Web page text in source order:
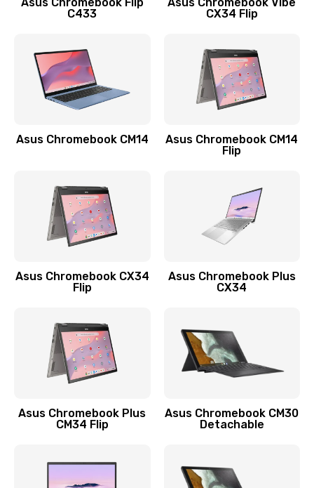
Замена разъема зарядки (питания)
390 руб.
Замена разъёма наушников (гарнитуры)
Замена кнопок громкости
Защита гидрогелевой пленкой
C433
CX34 Flip
Asus Chromebook CM14
Asus Chromebook CM14
Flip
Asus Chromebook CX34
Flip
Asus Chromebook Plus
CX34
Asus Chromebook Plus
CM34 Flip
Asus Chromebook CM30
Detachable